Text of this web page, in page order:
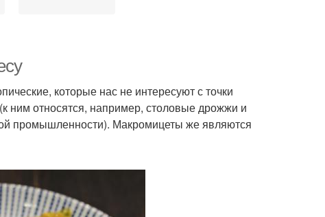
которые нас не интересуют с точки
ним относятся, например, столовые дрожжи и
промышленности). Макромицеты же являются